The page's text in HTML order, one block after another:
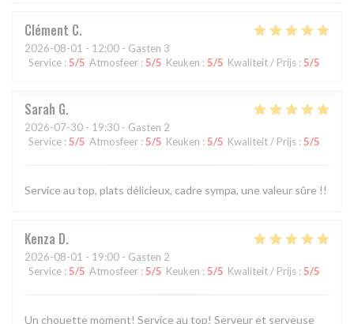
Clément C
2026-08-01 - 12:00 - Gasten 3
Service : 5/5 Atmosfeer : 5/5 Keuken : 5/5 Kwaliteit / Prijs : 5/5
Sarah G
2026-07-30 - 19:30 - Gasten 2
Service : 5/5 Atmosfeer : 5/5 Keuken : 5/5 Kwaliteit / Prijs : 5/5
Service au top, plats délicieux, cadre sympa, une valeur sûre !!
Kenza D
2026-08-01 - 19:00 - Gasten 2
Service : 5/5 Atmosfeer : 5/5 Keuken : 5/5 Kwaliteit / Prijs : 5/5
Un chouette moment! Service au top! Serveur et serveuse